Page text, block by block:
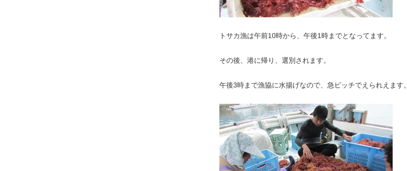
トサカ漁は午前10時から、午後1時までとなってます。
その後、港に帰り、選別されます。
午後3時まで漁協に水揚げなので、急ピッチでえられえます。